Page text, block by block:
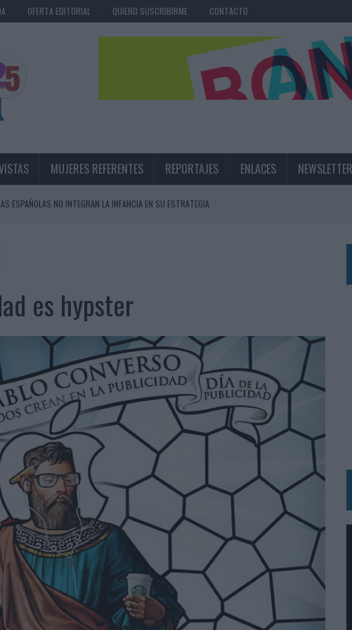
OFERTA EDITORIAL QUIERO SUSCRIBIRME CONTACTO
MUJERES REFERENTES REPORTAJES ENLACES NEWSLETTER
ESPAÑOLAS NO INTEGRAN LA INFANCIA EN SU ESTRATEGIA
DE MEDIOS EN VERANO Y SUPERA AL MÓVIL COMO DISPOSITIVO MÁS UTILIZADO
DE LOS ESPAÑOLES
DIRECTORA COMERCIAL GLOBAL
INSPIRADA EN CORNETTO, CALIPPO Y SOLERO
EL PATRIMONIO HISTÓRICO EN ACTIVOS CULTURALES Y ECONÓMICOS
Y ASUME LA GESTIÓN DE SUS RELACIONES CON LOS MEDIOS
CANARIO EN SU ÚLTIMA CAMPAÑA INTERNACIONAL
DE MARCA A LARGO PLAZO Y LA MEDICIÓN SON DOS CARAS DE LA MISMA
LOPESAN HOTELS & RESORTS
DOS VECES’, DE INUSUALY PARA CERVEZA CAPAZ
PARA ORANGE
EN UNA OPORTUNIDAD DE INCLUSIÓN
DEL VERANO’
DEL AUDIO EN SU NUEVA CAMPAÑA GLOBAL DE MARCA
MOVISTAR
es hypster